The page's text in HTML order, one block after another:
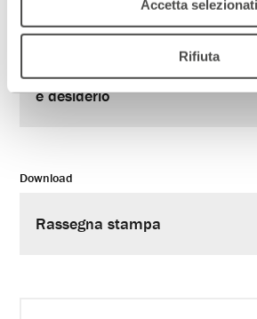
Accetta selezionati
Rifiuta
Tuttomilano – “L’uomo seme”
e desiderio
Download
Rassegna stampa